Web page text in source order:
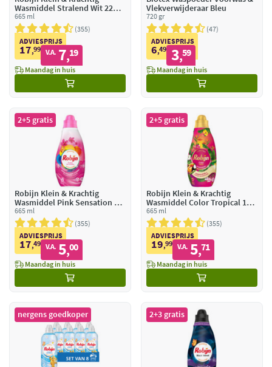
Wasmiddel Stralend Wit 22
Wasbeurten
665 ml
355
ADVIESPRIJS
17,99 V.A. 7,19
Maandag in huis
Vlekverwijderaar Bleu
720 gr
47
ADVIESPRIJS
6,49 3,59
Maandag in huis
2+5 gratis
Robijn Klein & Krachtig
Wasmiddel Pink Sensation 19
Wasbeurten
665 ml
355
ADVIESPRIJS
17,49 V.A. 5,00
Maandag in huis
2+5 gratis
Robijn Klein & Krachtig
Wasmiddel Color Tropical 19
Wasbeurten
665 ml
355
ADVIESPRIJS
19,99 V.A. 5,71
Maandag in huis
nergens goedkoper 2+3 gratis